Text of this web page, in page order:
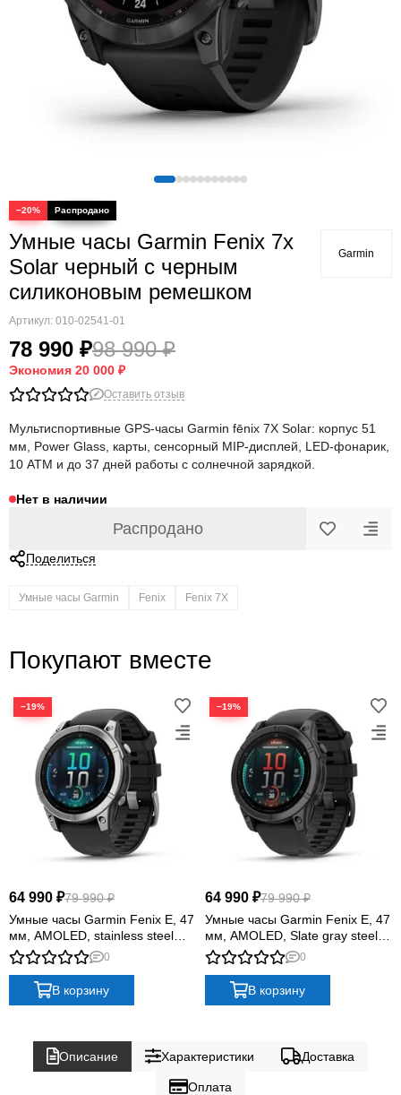
−20%
Умные часы Garmin Fenix 7x
Solar черный с черным
силиконовым ремешком
Артикул: 010-02541-01
78 990 ₽98 990 ₽
Экономия 20 000 ₽
Garmin
Оставить отзыв
Мультиспортивные GPS-часы Garmin fēnix 7X Solar: корпус 51
мм, Power Glass, карты, сенсорный MIP-дисплей, LED-фонарик,
10 ATM и до 37 дней работы с солнечной зарядкой.
Нет в наличии
Распродано
Поделиться
Умные часы Garmin Fenix Fenix 7X
Покупают вместе
−19%
64 990 ₽79 990 ₽
Умные часы Garmin Fenix E, 47
мм, AMOLED, stainless steel
with a black silicone band
0
В корзину
−19%
64 990 ₽79 990 ₽
Умные часы Garmin Fenix E, 47
мм, AMOLED, Slate gray steel
with black silicone band
0
В корзину
Описание Характеристики Доставка
Оплата